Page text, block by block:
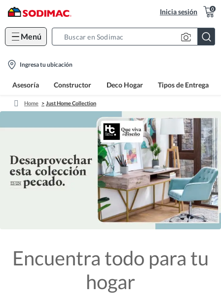
Inicia sesión 0
Menú
location-
Ingresa tu ubicación
Asesoría Constructor Deco Hogar Tipos de Entrega
Home Just Home Collection
Encuentra todo para tu
hogar